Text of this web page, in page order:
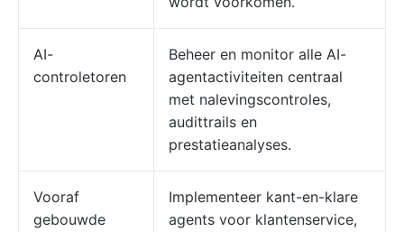
AI-
controletoren
Beheer en monitor alle AI-
agentactiviteiten centraal
met nalevingscontroles,
audittrails en
prestatieanalyses.
Vooraf
gebouwde
Implementeer kant-en-klare
agents voor klantenservice,